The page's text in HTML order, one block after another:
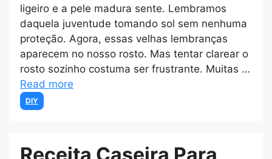
ligeiro e a pele madura sente. Lembramos
daquela juventude tomando sol sem nenhuma
proteção. Agora, essas velhas lembranças
aparecem no nosso rosto. Mas tentar clarear o
rosto sozinho costuma ser frustrante. Muitas …
Read more
Categories
DIY